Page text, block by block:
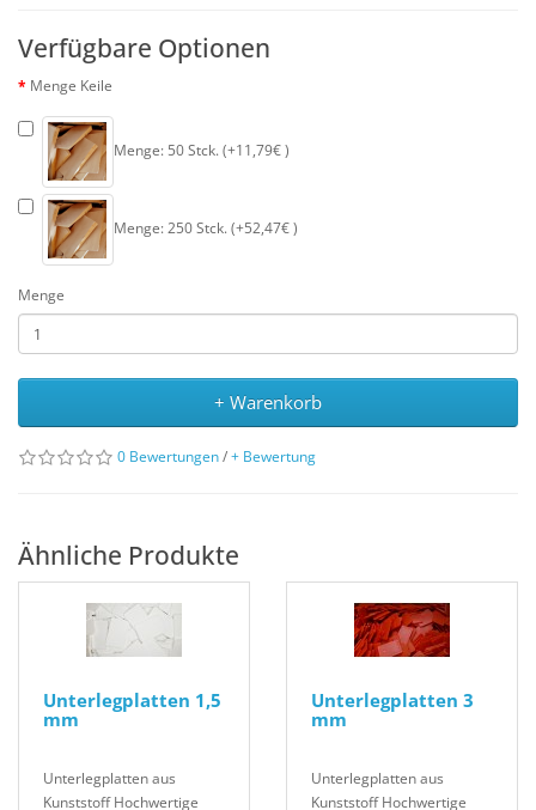
Verfügbare Optionen
Menge Keile
Menge: 50 Stck. (+11,79€ )
Menge: 250 Stck. (+52,47€ )
Menge
+ Warenkorb
0 Bewertungen/+ Bewertung
Ähnliche Produkte
Unterlegplatten 1,5
mm
Unterlegplatten aus
Kunststoff Hochwertige
Unterlegplatten 3
mm
Unterlegplatten aus
Kunststoff Hochwertige